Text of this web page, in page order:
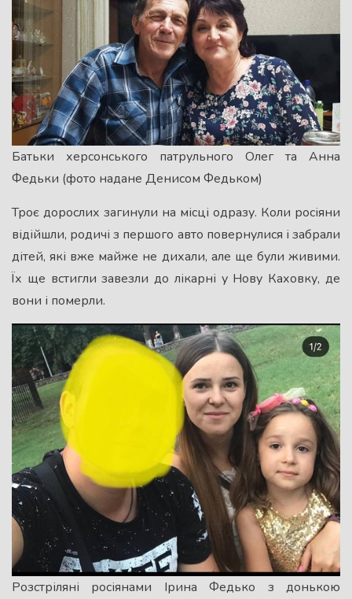
Батьки херсонського патрульного Олег та Анна
Федьки (фото надане Денисом Федьком)
Троє дорослих загинули на місці одразу. Коли росіяни
відійшли, родичі з першого авто повернулися і забрали
дітей, які вже майже не дихали, але ще були живими.
Їх ще встигли завезли до лікарні у Нову Каховку, де
вони і померли.
Розстріляні росіянами Ірина Федько з донькою